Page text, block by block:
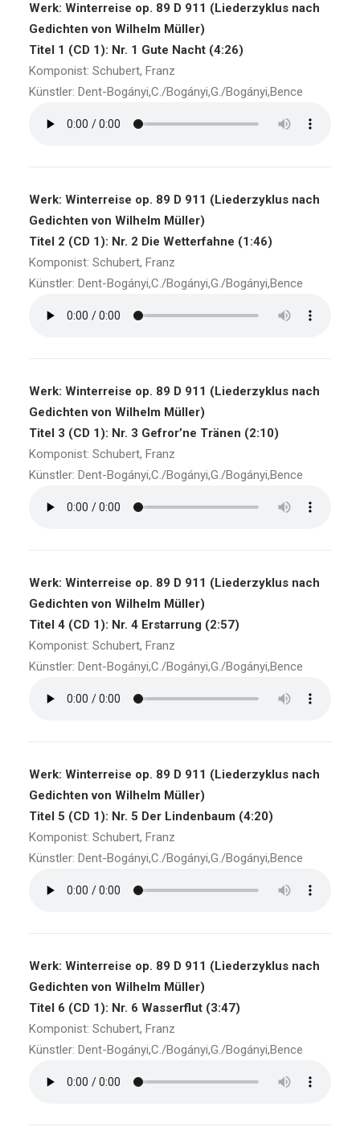
Werk: Winterreise op. 89 D 911 (Liederzyklus nach
Gedichten von Wilhelm Müller)
Titel 1 (CD 1): Nr. 1 Gute Nacht (4:26)
Komponist: Schubert, Franz
Künstler: Dent-Bogányi,C./Bogányi,G./Bogányi,Bence
Werk: Winterreise op. 89 D 911 (Liederzyklus nach
Gedichten von Wilhelm Müller)
Titel 2 (CD 1): Nr. 2 Die Wetterfahne (1:46)
Komponist: Schubert, Franz
Künstler: Dent-Bogányi,C./Bogányi,G./Bogányi,Bence
Werk: Winterreise op. 89 D 911 (Liederzyklus nach
Gedichten von Wilhelm Müller)
Titel 3 (CD 1): Nr. 3 Gefror’ne Tränen (2:10)
Komponist: Schubert, Franz
Künstler: Dent-Bogányi,C./Bogányi,G./Bogányi,Bence
Werk: Winterreise op. 89 D 911 (Liederzyklus nach
Gedichten von Wilhelm Müller)
Titel 4 (CD 1): Nr. 4 Erstarrung (2:57)
Komponist: Schubert, Franz
Künstler: Dent-Bogányi,C./Bogányi,G./Bogányi,Bence
Werk: Winterreise op. 89 D 911 (Liederzyklus nach
Gedichten von Wilhelm Müller)
Titel 5 (CD 1): Nr. 5 Der Lindenbaum (4:20)
Komponist: Schubert, Franz
Künstler: Dent-Bogányi,C./Bogányi,G./Bogányi,Bence
Werk: Winterreise op. 89 D 911 (Liederzyklus nach
Gedichten von Wilhelm Müller)
Titel 6 (CD 1): Nr. 6 Wasserflut (3:47)
Komponist: Schubert, Franz
Künstler: Dent-Bogányi,C./Bogányi,G./Bogányi,Bence